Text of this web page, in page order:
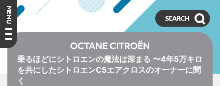
乗るほどにシトロエンの魔法は深まる 〜4年5万キロ
を共にしたシトロエンC5エアクロスのオーナーに聞
く